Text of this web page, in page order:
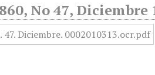
No 47, Diciembre